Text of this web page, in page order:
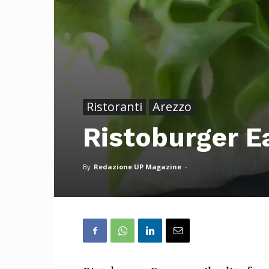
Ristoranti Arezzo
Ristoburger
By Redazione UP Magazine -